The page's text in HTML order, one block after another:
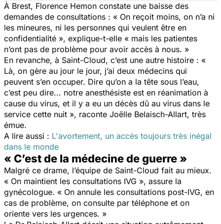
À Brest, Florence Hemon constate une baisse des
demandes de consultations : « On reçoit moins, on n’a ni
les mineures, ni les personnes qui veulent être en
confidentialité », explique-t-elle « mais les patientes
n’ont pas de problème pour avoir accès à nous. »
En revanche, à Saint-Cloud, c’est une autre histoire : «
Là, on gère au jour le jour, j’ai deux médecins qui
peuvent s’en occuper. Dire qu’on a la tête sous l’eau,
c’est peu dire... notre anesthésiste est en réanimation à
cause du virus, et il y a eu un décès dû au virus dans le
service cette nuit », raconte Joëlle Belaisch-Allart, très
émue.
A lire aussi : L'avortement, un accès toujours très inégal
dans le monde
« C’est de la médecine de guerre »
Malgré ce drame, l’équipe de Saint-Cloud fait au mieux.
« On maintient les consultations IVG », assure la
gynécologue. « On annule les consultations post-IVG, en
cas de problème, on consulte par téléphone et on
oriente vers les urgences. »